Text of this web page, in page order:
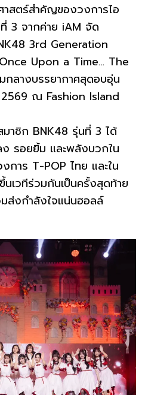
าสตร์สำคัญของวงการไอ
3 จากค่าย iAM จัด
3rd Generation
Upon a Time… The
กลางบรรยากาศสุดอบอุ่น
ณ Fashion Island
มาชิก BNK48 รุ่นที่ 3 ได้
ง รอยยิ้ม และพลังบวกใน
การ T-POP ไทย และใน
เวทีร่วมกันเป็นครั้งสุดท้าย
ส่งกำลังใจแน่นฮอลล์